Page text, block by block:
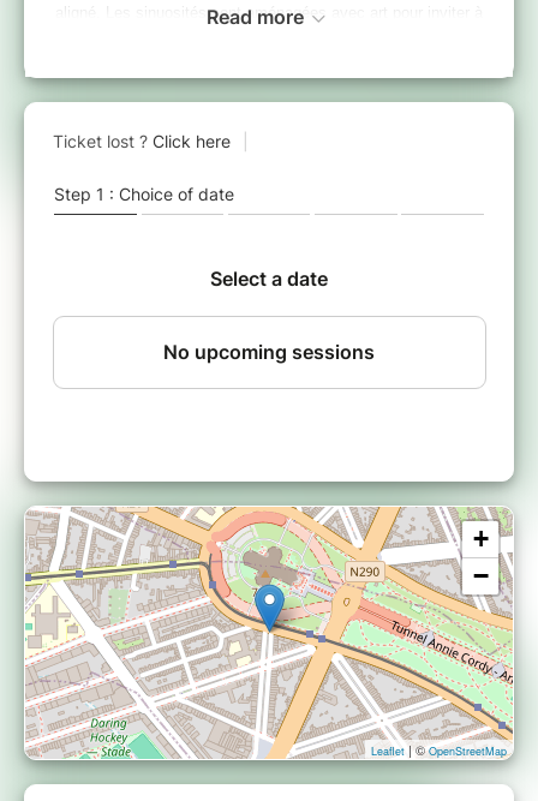
aligné. Les sinuosités sont aménagées avec art pour inviter à
fil des saisons. Les pollinisateurs y sont particulièrement
jouissance des sens.
inscription.
Read more
+
−
Leaflet| ©OpenStreetMap